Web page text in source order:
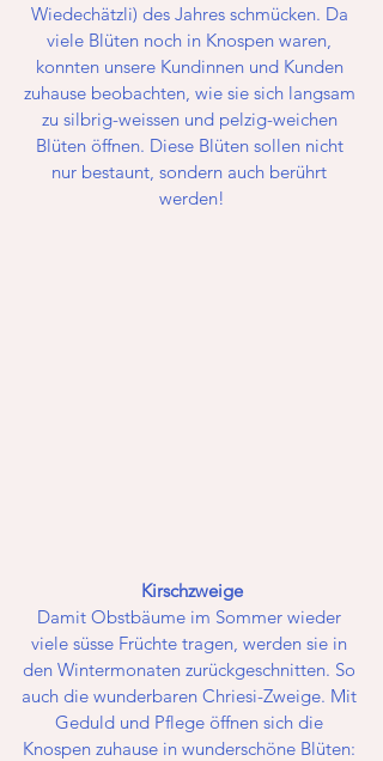
Wiedechätzli) des Jahres schmücken. Da
viele Blüten noch in Knospen waren,
konnten unsere Kundinnen und Kunden
zuhause beobachten, wie sie sich langsam
zu silbrig-weissen und pelzig-weichen
Blüten öffnen. Diese Blüten sollen nicht
nur bestaunt, sondern auch berührt
werden!
Kirschzweige
Damit Obstbäume im Sommer wieder
viele süsse Früchte tragen, werden sie in
den Wintermonaten zurückgeschnitten. So
auch die wunderbaren Chriesi-Zweige. Mit
Geduld und Pflege öffnen sich die
Knospen zuhause in wunderschöne Blüten: